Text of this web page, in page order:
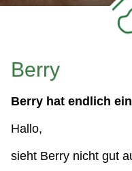
Berry
Berry hat endlich
Hallo,
sieht Berry nicht gut